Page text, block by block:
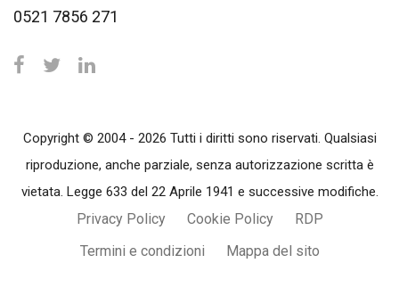
0521 7856 271
Copyright © 2004 - 2026 Tutti i diritti sono riservati. Qualsiasi
riproduzione, anche parziale, senza autorizzazione scritta è
vietata. Legge 633 del 22 Aprile 1941 e successive modifiche.
Privacy Policy Cookie Policy
RDP
Termini e condizioni
Mappa del sito